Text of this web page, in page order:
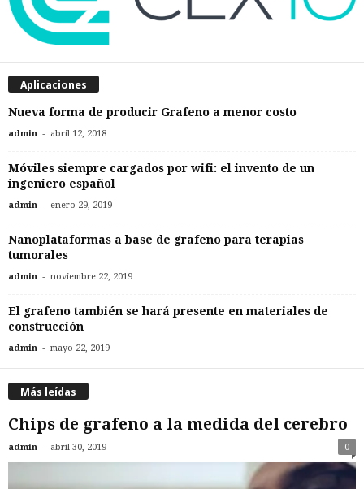
Aplicaciones
Nueva forma de producir Grafeno a menor costo
admin - abril 12, 2018
Móviles siempre cargados por wifi: el invento de un
ingeniero español
admin - enero 29, 2019
Nanoplataformas a base de grafeno para terapias
tumorales
admin - noviembre 22, 2019
El grafeno también se hará presente en materiales de
construcción
admin - mayo 22, 2019
Más leídas
Chips de grafeno a la medida del cerebro
admin - abril 30, 2019 0